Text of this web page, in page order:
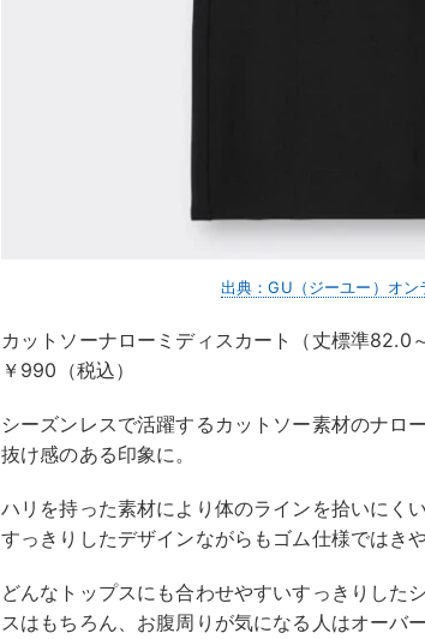
出典：GU（ジーユー）オン
カットソーナローミディスカート（丈標準82.0
￥990（税込）
シーズンレスで活躍するカットソー素材のナロ
抜け感のある印象に。
ハリを持った素材により体のラインを拾いにく
すっきりしたデザインながらもゴム仕様ではき
どんなトップスにも合わせやすいすっきりした
スはもちろん、お腹周りが気になる人はオーバ